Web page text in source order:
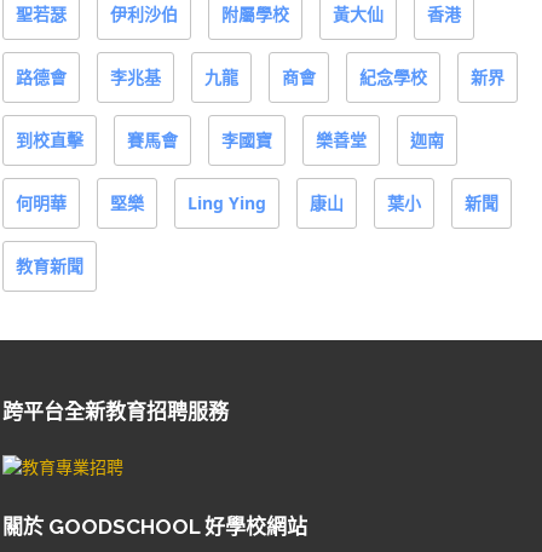
聖若瑟 伊利沙伯 附屬學校 黃大仙 香港
路德會 李兆基 九龍 商會 紀念學校 新界
到校直擊 賽馬會 李國寶 樂善堂 迦南
何明華 堅樂 Ling Ying 康山 葉小 新聞
教育新聞
跨平台全新教育招聘服務
關於 GOODSCHOOL 好學校網站